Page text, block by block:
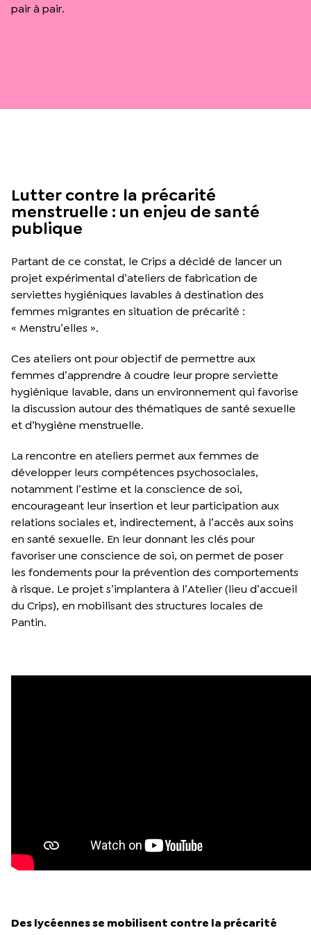
pair à pair.
Lutter contre la précarité
menstruelle : un enjeu de santé
publique
Partant de ce constat, le Crips a décidé de lancer un
projet expérimental d’ateliers de fabrication de
serviettes hygiéniques lavables à destination des
femmes migrantes en situation de précarité :
« Menstru’elles ».
Ces ateliers ont pour objectif de permettre aux
femmes d’apprendre à coudre leur propre serviette
hygiénique lavable, dans un environnement qui favorise
la discussion autour des thématiques de santé sexuelle
et d’hygiène menstruelle.
La rencontre en ateliers permet aux femmes de
développer leurs compétences psychosociales,
notamment l’estime et la conscience de soi,
encourageant leur insertion et leur participation aux
relations sociales et, indirectement, à l’accès aux soins
en santé sexuelle. En leur donnant les clés pour
favoriser une conscience de soi, on permet de poser
les fondements pour la prévention des comportements
à risque. Le projet s’implantera à l’Atelier (lieu d’accueil
du Crips), en mobilisant des structures locales de
Pantin.
Des lycéennes se mobilisent contre la précarité